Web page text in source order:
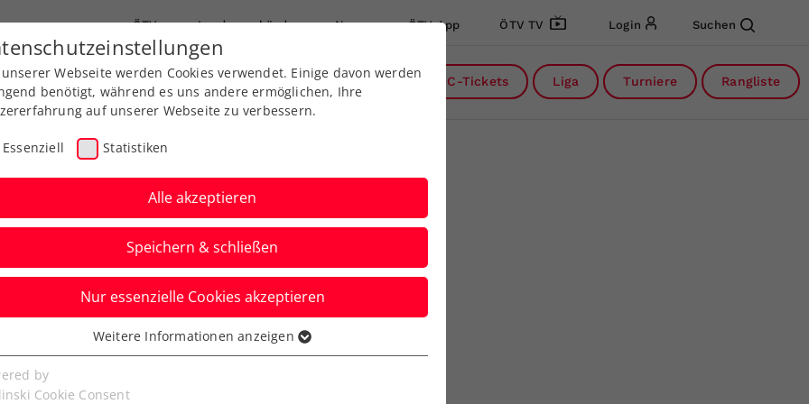
ÖTV Landesverbände News ÖTV App ÖTV TV Login Suchen
Ausbildung Services Über uns DC-Tickets Liga Turniere Rangliste
Förderung in Vorarlberg
Webseite werden Cookies verwendet. Einige davon werden
benötigt, während es uns andere ermöglichen, Ihre
auf unserer Webseite zu verbessern.
Essenziell Statistiken
Alle akzeptieren
Speichern & schließen
Nur essenzielle Cookies akzeptieren
Cookies werden für grundlegende Funktionen der
benötigt. Dadurch ist gewährleistet, dass die Webseite
Weitere Informationen anzeigen
by
Cookie Consent